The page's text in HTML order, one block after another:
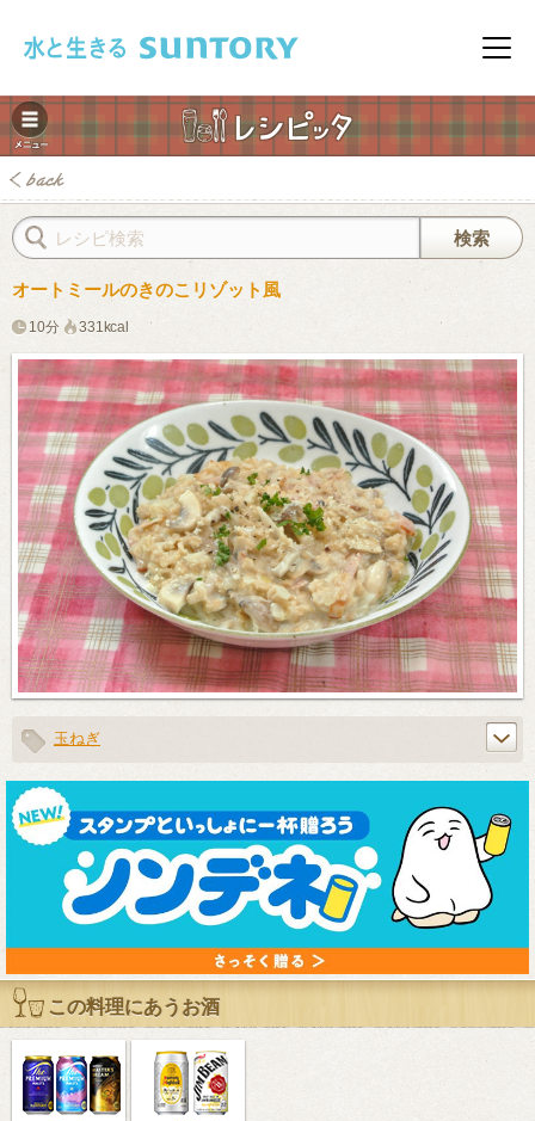
メニ
レシピ
オートミールのきのこリゾット風
10分 331kcal
玉ねぎ
この料理にあうお酒